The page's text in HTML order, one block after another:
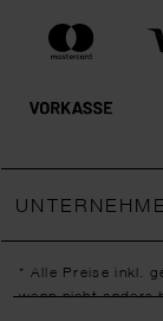
* Alle Preise inkl.
wenn nicht anders